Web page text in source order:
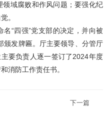
域腐败和作风问题；要强化纪
。
“四强”党支部的决定，并向被
颁发牌匾。厅主要领导、分管厅
要负责人逐一签订了2024年度
消防工作责任书。
下一篇